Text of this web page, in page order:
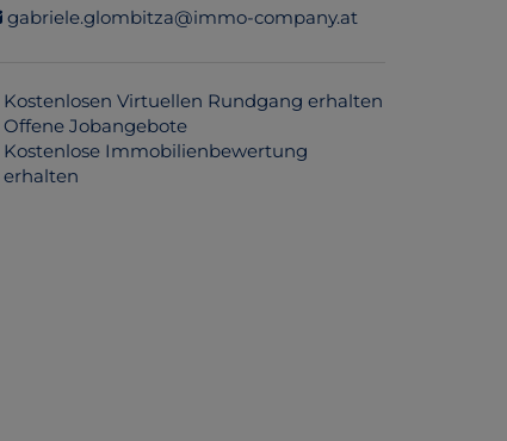
gabriele.glombitza@immo-company.at
Kostenlosen Virtuellen Rundgang erhalten
Offene Jobangebote
Kostenlose Immobilienbewertung
erhalten